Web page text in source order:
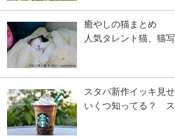
癒やしの猫まとめ
人気タレント猫、猫
スタバ新作イッキ見せ
いくつ知ってる？